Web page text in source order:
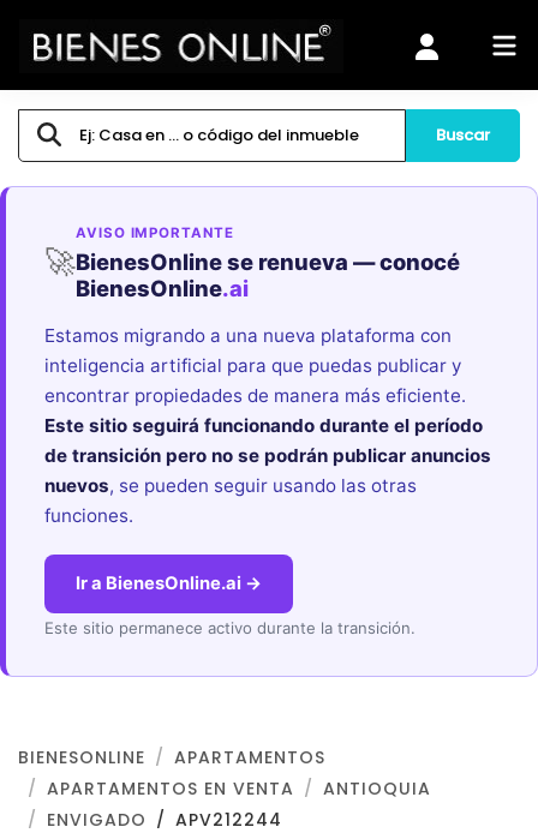
Buscar
🚀
AVISO IMPORTANTE
BienesOnline se renueva — conocé
BienesOnline.ai
Estamos migrando a una nueva plataforma con
inteligencia artificial para que puedas publicar y
encontrar propiedades de manera más eficiente.
Este sitio seguirá funcionando durante el período
de transición pero no se podrán publicar anuncios
nuevos, se pueden seguir usando las otras
funciones.
Ir a BienesOnline.ai →
Este sitio permanece activo durante la transición.
BIENESONLINE
APARTAMENTOS
APARTAMENTOS EN VENTA
ANTIOQUIA
ENVIGADO
APV212244